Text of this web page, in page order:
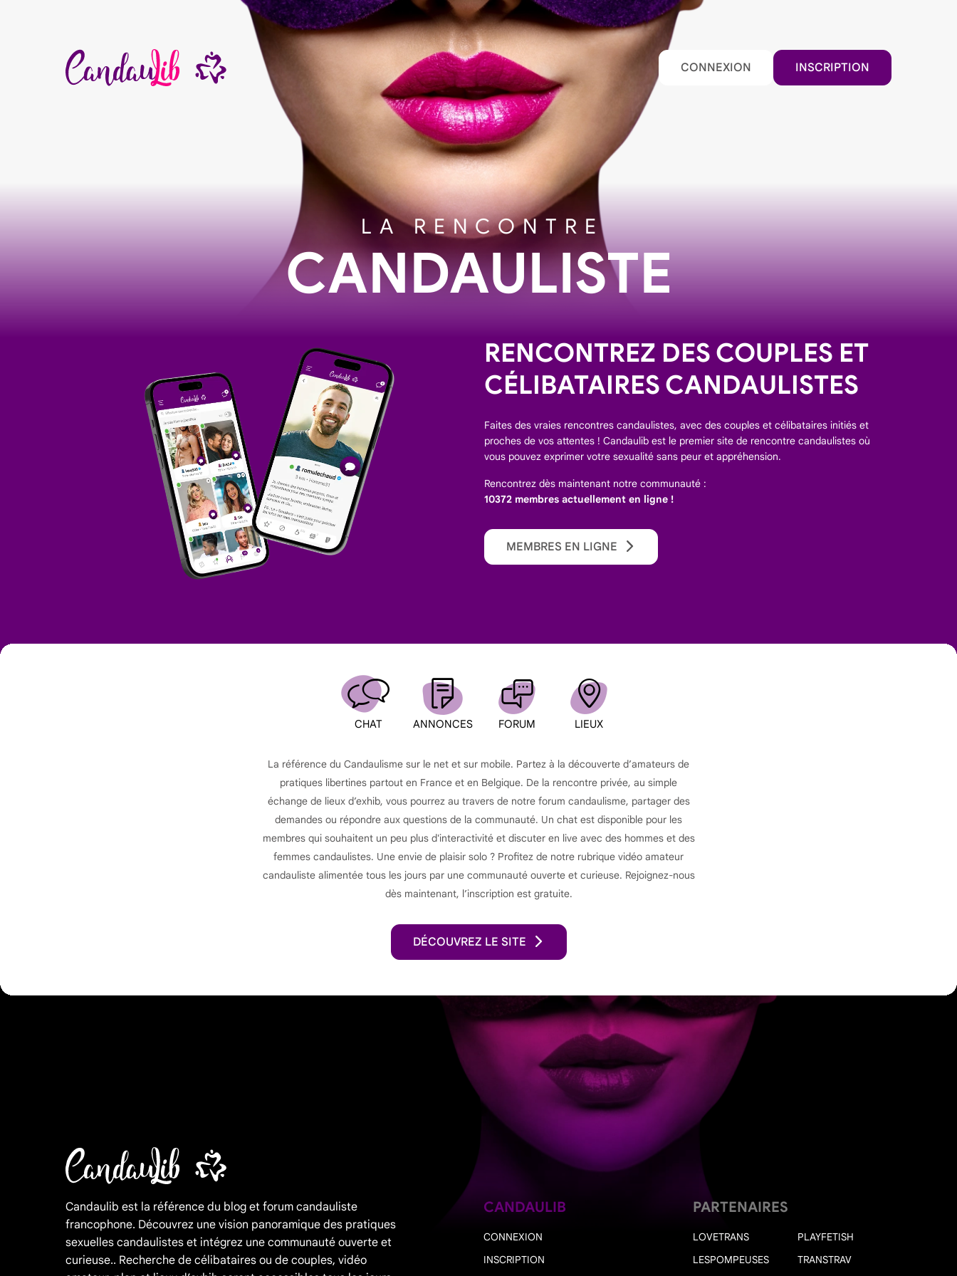
CONNEXION INSCRIPTION
LA RENCONTRE
CANDAULISTE
RENCONTREZ DES COUPLES ET
CÉLIBATAIRES CANDAULISTES
Faites des vraies rencontres candaulistes, avec des couples et célibataires initiés et
proches de vos attentes ! Candaulib est le premier site de rencontre candaulistes où
vous pouvez exprimer votre sexualité sans peur et appréhension.
Rencontrez dès maintenant notre communauté :
10372 membres actuellement en ligne !
MEMBRES EN LIGNE
CHAT ANNONCES FORUM LIEUX
La référence du Candaulisme sur le net et sur mobile. Partez à la découverte d’amateurs de
pratiques libertines partout en France et en Belgique. De la rencontre privée, au simple
échange de lieux d’exhib, vous pourrez au travers de notre forum candaulisme, partager des
demandes ou répondre aux questions de la communauté. Un chat est disponible pour les
membres qui souhaitent un peu plus d'interactivité et discuter en live avec des hommes et des
femmes candaulistes. Une envie de plaisir solo ? Profitez de notre rubrique vidéo amateur
candauliste alimentée tous les jours par une communauté ouverte et curieuse. Rejoignez-nous
dès maintenant, l’inscription est gratuite.
DÉCOUVREZ LE SITE
Candaulib est la référence du blog et forum candauliste
francophone. Découvrez une vision panoramique des pratiques
sexuelles candaulistes et intégrez une communauté ouverte et
curieuse.. Recherche de célibataires ou de couples, vidéo
CANDAULIB
CONNEXION
INSCRIPTION
PARTENAIRES
LOVETRANS
LESPOMPEUSES
PLAYFETISH
TRANSTRAV